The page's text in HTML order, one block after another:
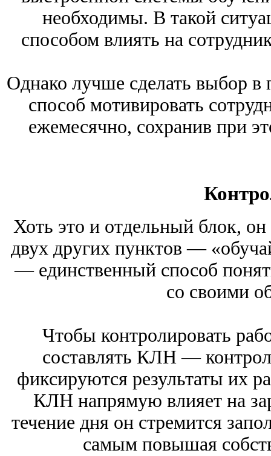
необходимы. В такой
способом влиять на
Однако лучше сделать выбор
способ мотивировать
ежемесячно, сохранив при
Хоть это и отдельный блок,
двух других пунктов —
— единственный способ
со своими
Чтобы контролировать
составлять КЛН —
фиксируются результаты их
КЛН напрямую влияет на
течение дня он стремится
самым повышая